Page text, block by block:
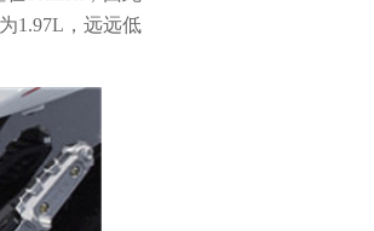
1.97L，远远低